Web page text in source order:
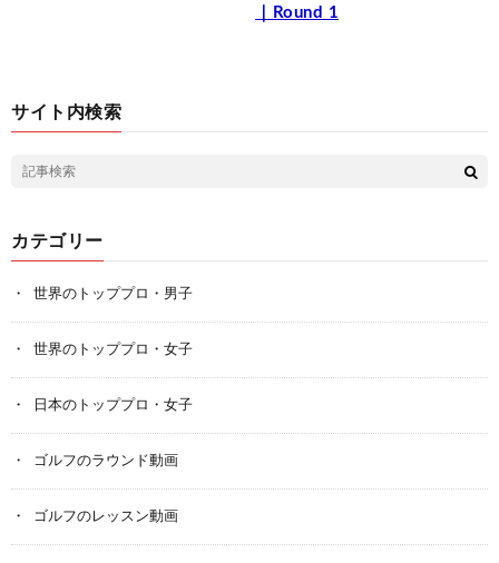
｜Round 1
サイト内検索
カテゴリー
世界のトッププロ・男子
世界のトッププロ・女子
日本のトッププロ・女子
ゴルフのラウンド動画
ゴルフのレッスン動画